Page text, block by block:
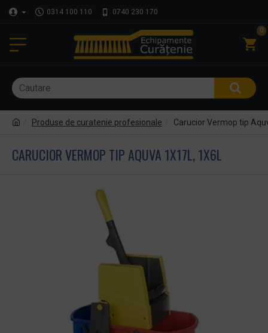
0314 100 110 0740 230 170
0
Produse de curatenie profesionale Carucior Vermop tip
CARUCIOR VERMOP TIP AQUVA 1X17L, 1X6L